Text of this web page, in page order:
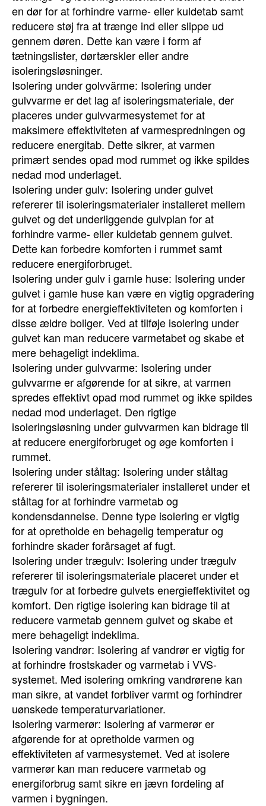
en dør for at forhindre varme- eller kuldetab samt
reducere støj fra at trænge ind eller slippe ud
gennem døren. Dette kan være i form af
tætningslister, dørtærskler eller andre
isoleringsløsninger.
Isolering under golvvärme: Isolering under
gulvvarme er det lag af isoleringsmateriale, der
placeres under gulvvarmesystemet for at
maksimere effektiviteten af varmespredningen og
reducere energitab. Dette sikrer, at varmen
primært sendes opad mod rummet og ikke spildes
nedad mod underlaget.
Isolering under gulv: Isolering under gulvet
refererer til isoleringsmaterialer installeret mellem
gulvet og det underliggende gulvplan for at
forhindre varme- eller kuldetab gennem gulvet.
Dette kan forbedre komforten i rummet samt
reducere energiforbruget.
Isolering under gulv i gamle huse: Isolering under
gulvet i gamle huse kan være en vigtig opgradering
for at forbedre energieffektiviteten og komforten i
disse ældre boliger. Ved at tilføje isolering under
gulvet kan man reducere varmetabet og skabe et
mere behageligt indeklima.
Isolering under gulvvarme: Isolering under
gulvvarme er afgørende for at sikre, at varmen
spredes effektivt opad mod rummet og ikke spildes
nedad mod underlaget. Den rigtige
isoleringsløsning under gulvvarmen kan bidrage til
at reducere energiforbruget og øge komforten i
rummet.
Isolering under ståltag: Isolering under ståltag
refererer til isoleringsmaterialer installeret under et
ståltag for at forhindre varmetab og
kondensdannelse. Denne type isolering er vigtig
for at opretholde en behagelig temperatur og
forhindre skader forårsaget af fugt.
Isolering under trægulv: Isolering under trægulv
refererer til isoleringsmateriale placeret under et
trægulv for at forbedre gulvets energieffektivitet og
komfort. Den rigtige isolering kan bidrage til at
reducere varmetab gennem gulvet og skabe et
mere behageligt indeklima.
Isolering vandrør: Isolering af vandrør er vigtig for
at forhindre frostskader og varmetab i VVS-
systemet. Med isolering omkring vandrørene kan
man sikre, at vandet forbliver varmt og forhindrer
uønskede temperaturvariationer.
Isolering varmerør: Isolering af varmerør er
afgørende for at opretholde varmen og
effektiviteten af varmesystemet. Ved at isolere
varmerør kan man reducere varmetab og
energiforbrug samt sikre en jævn fordeling af
varmen i bygningen.